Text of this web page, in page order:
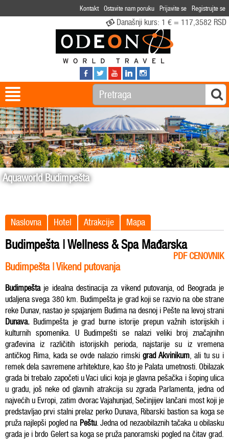
Kontakt Ostavite nam poruku Prijavite se Registrujte se
Današnji kurs: 1 € = 117,3582 RSD
Aquaworld Budimpešta
‹ ›
Naslovna Hotel Atrakcije Mapa
Budimpešta | Wellness & Spa Mađarska
PDF CENOVNIK
Budimpešta | Vikend putovanja
Budimpeštaje idealna destinacija za vikend putovanja, od Beograda je
udaljena svega 380 km. Budimpešta je grad koji se razvio na obe strane
reke Dunav, nastao je spajanjem Budima na desnoj i Pešte na levoj strani
Dunava. Budimpešta je grad burne istorije prepun važnih istorijskih i
kulturnih spomenika. U Budimpešti se nalazi veliki broj značajnihn
građevina iz različitih istorijskih perioda, najstarije su iz vremena
antičkog Rima, kada se ovde nalazio rimskigrad Akvinikum, ali tu su i
remek dela savremene arhitekture, kao što je Palata umetnosti. Obilazak
grada bi trebalo započeti u Vaci ulici koja je glavna pešačka i šoping ulica
u gradu, još neke od glavnih atrakcija su zgrada Parlamenta, jedna od
najvećih u Evropi, zatim dvorac Vajahunjad, Sečinjijev lančani most koji je
predstavljao prvi stalni prelaz perko Dunava, Ribarski bastion sa koga se
pruža najlepši pogled na Peštu. Jedna od nezaobilaznih tačaka u obilasku
grada je i brdo Gelert sa koga se pruža panoramski pogled na čitav grad.